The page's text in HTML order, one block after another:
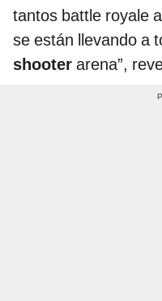
tantos battle royale
se están llevando a
shooter arena”,